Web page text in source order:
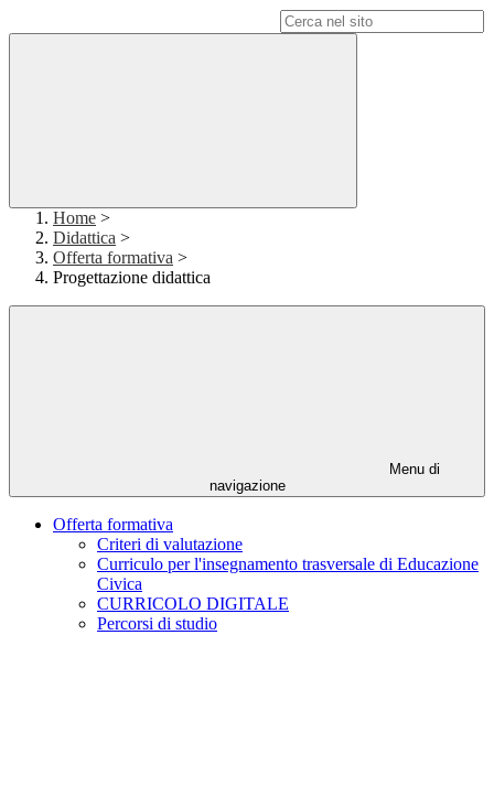
Home >
Didattica >
Offerta formativa >
Progettazione didattica
Menu di
navigazione
Offerta formativa
Criteri di valutazione
Curriculo per l'insegnamento trasversale di Educazione
Civica
CURRICOLO DIGITALE
Percorsi di studio